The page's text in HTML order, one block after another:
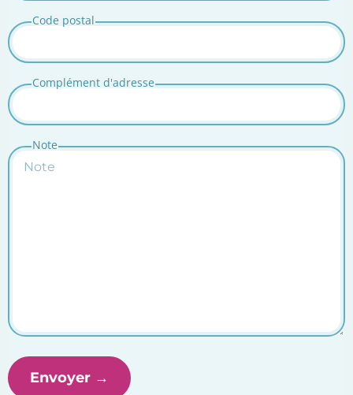
Code postal
Complément d'adresse
Note